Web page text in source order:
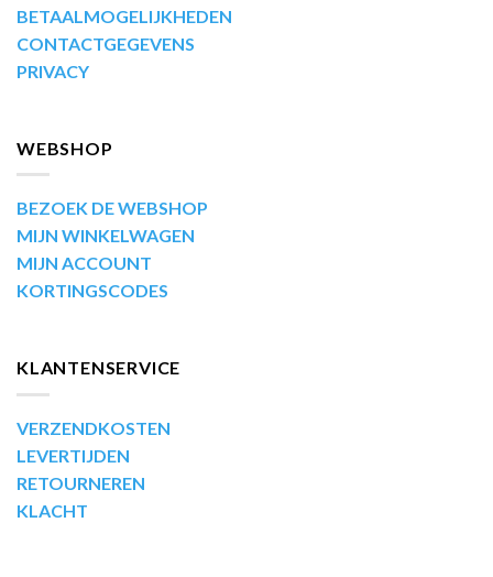
BETAALMOGELIJKHEDEN
CONTACTGEGEVENS
PRIVACY
WEBSHOP
BEZOEK DE WEBSHOP
MIJN WINKELWAGEN
MIJN ACCOUNT
KORTINGSCODES
KLANTENSERVICE
VERZENDKOSTEN
LEVERTIJDEN
RETOURNEREN
KLACHT